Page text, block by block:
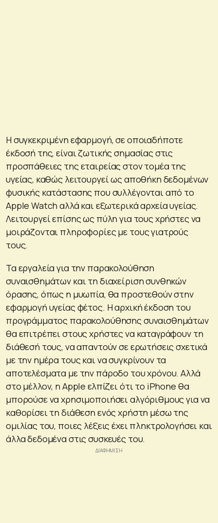
Η συγκεκριμένη εφαρμογή, σε οποιαδήποτε
έκδοσή της, είναι ζωτικής σημασίας στις
προσπάθειες της εταιρείας στον τομέα της
υγείας, καθώς λειτουργεί ως αποθήκη δεδομένων
φυσικής κατάστασης που συλλέγονται από το
Apple Watch αλλά και εξωτερικά αρχεία υγείας.
Λειτουργεί επίσης ως πύλη για τους χρήστες να
μοιράζονται πληροφορίες με τους γιατρούς
τους.
Τα εργαλεία για την παρακολούθηση
συναισθημάτων και τη διαχείριση συνθηκών
όρασης, όπως η μυωπία, θα προστεθούν στην
εφαρμογή υγείας φέτος. Η αρχική έκδοση του
προγράμματος παρακολούθησης συναισθημάτων
θα επιτρέπει στους χρήστες να καταγράφουν τη
διάθεσή τους, να απαντούν σε ερωτήσεις σχετικά
με την ημέρα τους και να συγκρίνουν τα
αποτελέσματα με την πάροδο του χρόνου. Αλλά
στο μέλλον, η Apple ελπίζει ότι το iPhone θα
μπορούσε να χρησιμοποιήσει αλγόριθμους για να
καθορίσει τη διάθεση ενός χρήστη μέσω της
ομιλίας του, ποιες λέξεις έχει πληκτρολογήσει και
άλλα δεδομένα στις συσκευές του.